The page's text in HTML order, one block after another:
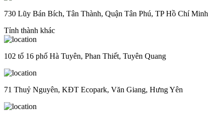
730 Lũy Bán Bích, Tân Thành, Quận Tân Phú, TP Hồ Chí Minh
Tỉnh thành khác
102 tổ 16 phố Hà Tuyên, Phan Thiết, Tuyên Quang
71 Thuỷ Nguyên, KĐT Ecopark, Văn Giang, Hưng Yên